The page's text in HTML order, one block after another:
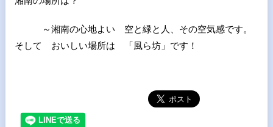
～湘南の心地よい 空と緑と人、その空気感です。
そして おいしい場所は 「風ら坊」です！